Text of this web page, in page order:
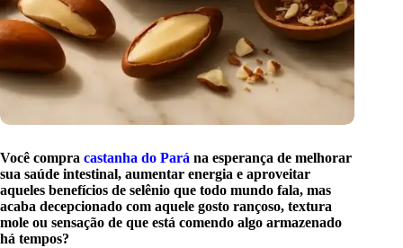
Você compra castanha do Pará na esperança de melhorar
sua saúde intestinal, aumentar energia e aproveitar
aqueles benefícios de selênio que todo mundo fala, mas
acaba decepcionado com aquele gosto rançoso, textura
mole ou sensação de que está comendo algo armazenado
há tempos?